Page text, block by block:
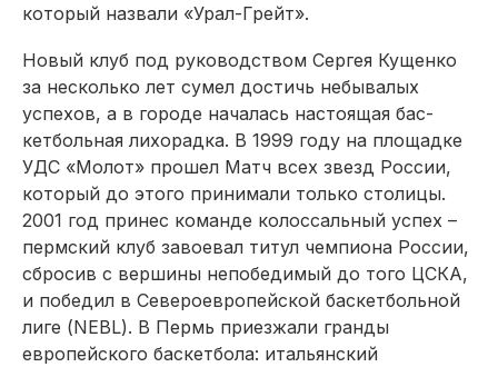
который назвали «Урал-Грейт».
Новый клуб под руководством Сергея Кущенко
за несколько лет сумел достичь небывалых
успехов, а в городе началась настоящая бас­
кетбольная лихорадка. В 1999 году на площадке
УДС «Молот» прошел Матч всех звезд России,
который до этого принимали только столицы.
2001 год принес команде колоссальный успех –
пермский клуб завоевал титул чемпиона России,
сбросив с вершины непобедимый до того ЦСКА,
и победил в Североевропейской баскетбольной
лиге (NEBL). В Пермь приезжали гранды
европейского баскетбола: итальянский